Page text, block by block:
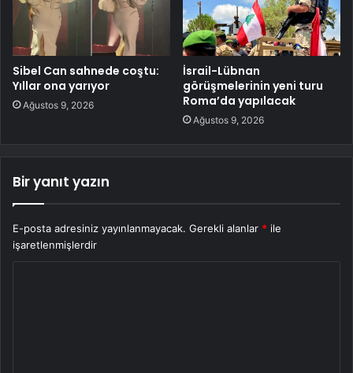
Sibel Can sahnede coştu:
Yıllar ona yarıyor
Ağustos 9, 2026
İsrail-Lübnan
görüşmelerinin yeni turu
Roma’da yapılacak
Ağustos 9, 2026
Bir yanıt yazın
E-posta adresiniz yayınlanmayacak. Gerekli alanlar * ile
işaretlenmişlerdir